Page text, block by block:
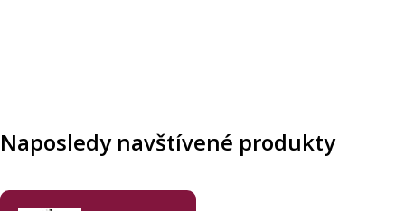
Naposledy navštívené produkty